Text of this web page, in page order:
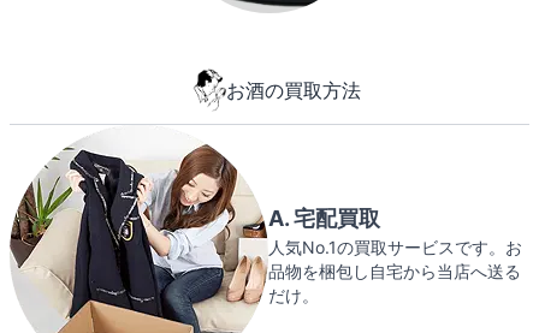
お酒の買取方法
A. 宅配買取
人気No.1の買取サービスです。お
品物を梱包し自宅から当店へ送る
だけ。